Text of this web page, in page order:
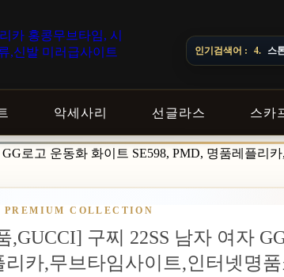
NOTICE · 지역에 따라 배송 일정이 달라질
인기검색어 : 4. 스
악세사리 선글라스 스카
로고 운동화 화이트 SE598, PMD, 명품레플리
PREMIUM COLLECTION
,GUCCI] 구찌 22SS 남자 여자
리카,무브타임사이트,인터넷명